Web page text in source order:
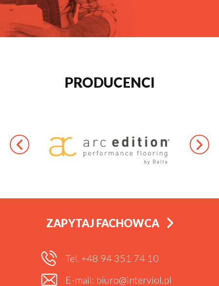
PRODUCENCI
ZAPYTAJ FACHOWCA
Tel. +48 94 351 74 10
E-mail: biuro@interviol.pl